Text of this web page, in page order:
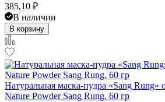
385,10 ₽
В наличии
В корзину
Натуральная маска-пудра «Sang Rung»
Nature Powder Sang Rung, 60 гр